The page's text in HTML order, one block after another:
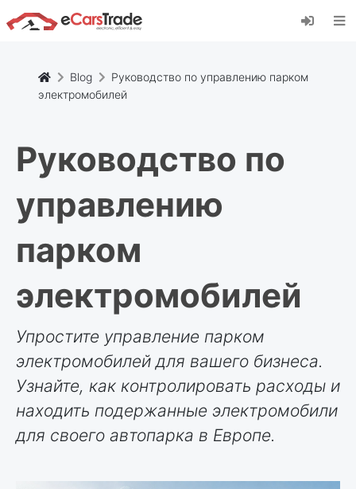
Установите веб-приложение eCarsTrade,
добавьте его на главный экран и получайте
Установить
Отмена
Blog
Руководство по управлению парком
электромобилей
Руководство по
управлению
парком
электромобилей
Упростите управление парком
электромобилей для вашего бизнеса.
Узнайте, как контролировать расходы и
находить подержанные электромобили
для своего автопарка в Европе.